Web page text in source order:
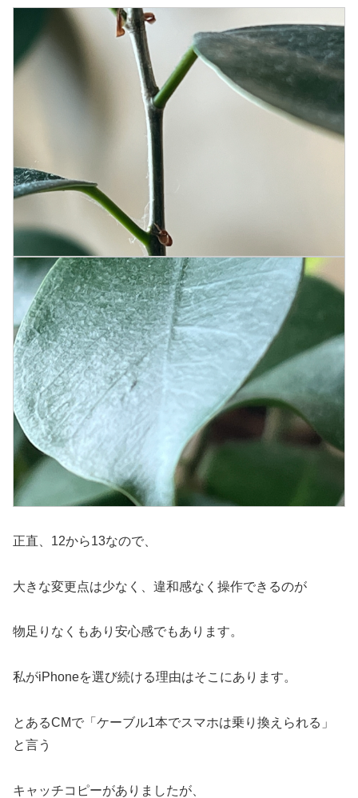
正直、12から13なので、
大きな変更点は少なく、違和感なく操作できるのが
物足りなくもあり安心感でもあります。
私がiPhoneを選び続ける理由はそこにあります。
とあるCMで「ケーブル1本でスマホは乗り換えられる」
と言う
キャッチコピーがありましたが、